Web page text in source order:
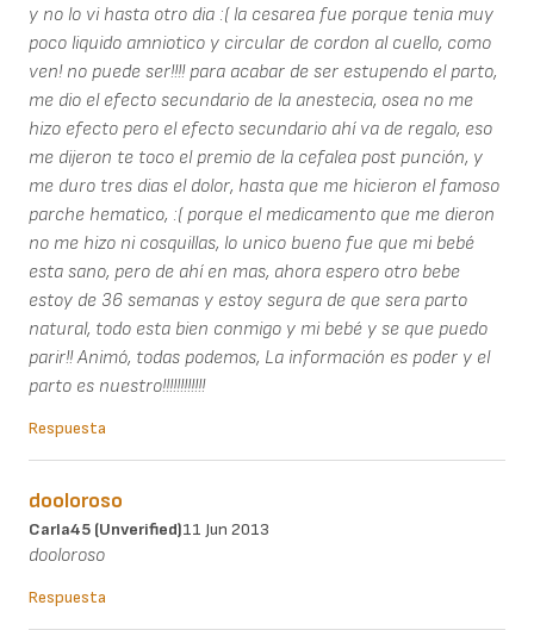
y no lo vi hasta otro dia :( la cesarea fue porque tenia muy
poco liquido amniotico y circular de cordon al cuello, como
ven! no puede ser!!!! para acabar de ser estupendo el parto,
me dio el efecto secundario de la anestecia, osea no me
hizo efecto pero el efecto secundario ahí va de regalo, eso
me dijeron te toco el premio de la cefalea post punción, y
me duro tres dias el dolor, hasta que me hicieron el famoso
parche hematico, :( porque el medicamento que me dieron
no me hizo ni cosquillas, lo unico bueno fue que mi bebé
esta sano, pero de ahí en mas, ahora espero otro bebe
estoy de 36 semanas y estoy segura de que sera parto
natural, todo esta bien conmigo y mi bebé y se que puedo
parir!! Animó, todas podemos, La información es poder y el
parto es nuestro!!!!!!!!!!!!
Respuesta
dooloroso
Carla45 (unverified)11 Jun 2013
dooloroso
Respuesta